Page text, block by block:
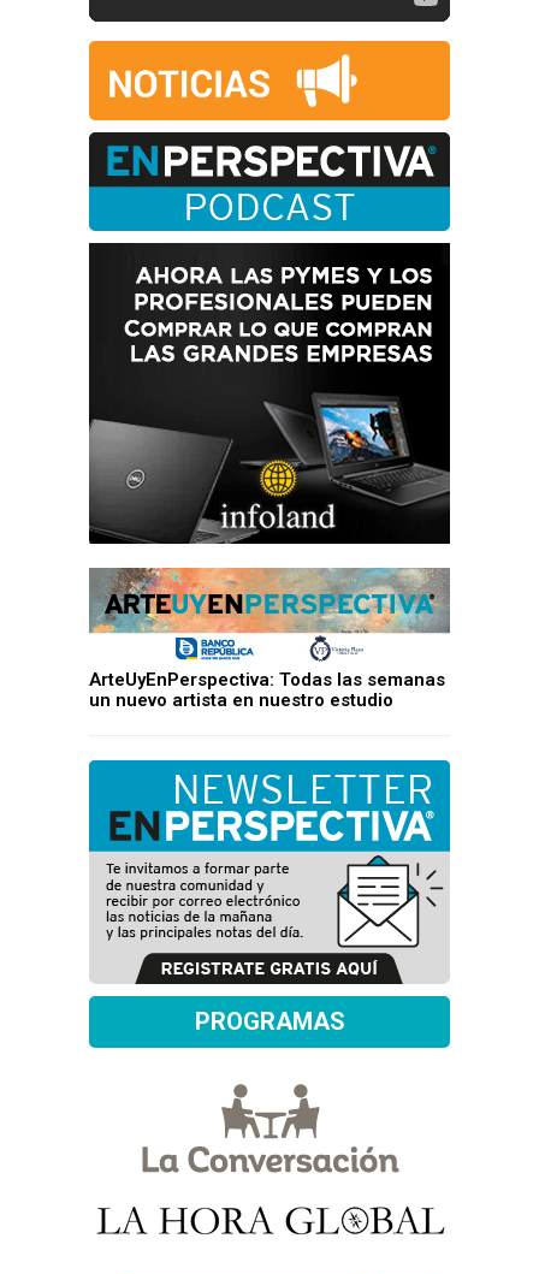
ArteUyEnPerspectiva: Todas las semanas
un nuevo artista en nuestro estudio
PROGRAMAS